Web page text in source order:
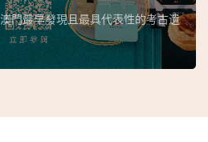
門最早發現且最具代表性的考古遺